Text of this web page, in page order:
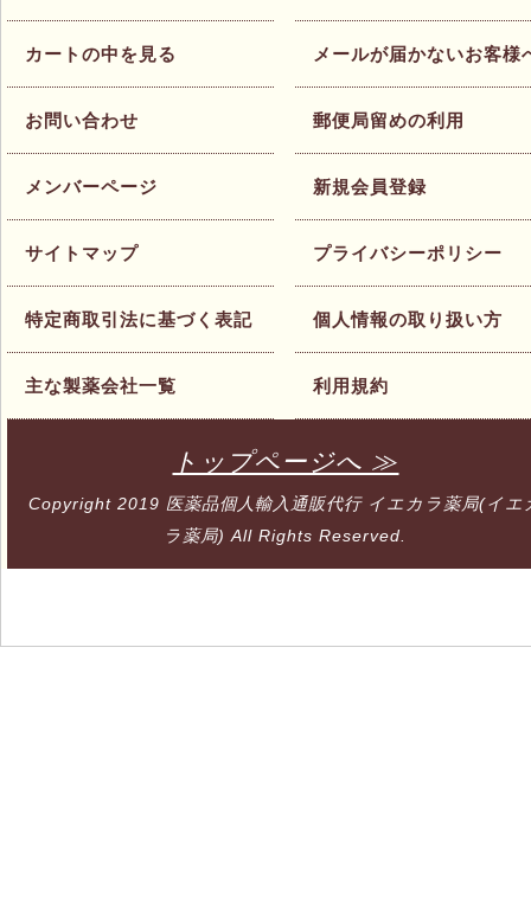
カートの中を見る
お問い合わせ
メンバーページ
サイトマップ
特定商取引法に基づく表記
主な製薬会社一覧
メールが届かないお客様
郵便局留めの利用
新規会員登録
プライバシーポリシー
個人情報の取り扱い方
利用規約
トップページへ ≫
Copyright 2019 医薬品個人輸入通販代行 イエカラ薬局(イエ
ラ薬局) All Rights Reserved.